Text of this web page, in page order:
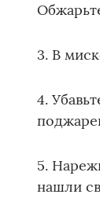
3. В
4.
5.
нашли